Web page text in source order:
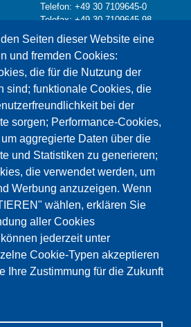
Seiten dieser Website eine
und fremden Cookies:
die für die Nutzung der
sind; funktionale Cookies, die
bei der
sorgen; Performance-Cookies,
aggregierte Daten über die
und Statistiken zu generieren;
die verwendet werden, um
Werbung anzuzeigen. Wenn
wählen, erklären Sie
aller Cookies
jederzeit unter
Cookie-Typen akzeptieren
Ihre Zustimmung für die Zukunft
Telefon: +49 30 7109645-0
Telefax: +49 30 7109645-98
info@testing.de
da die Google Maps
akzeptiert wurden.
MAPS COOKIES
AKZEPTIEREN.
akzeptieren